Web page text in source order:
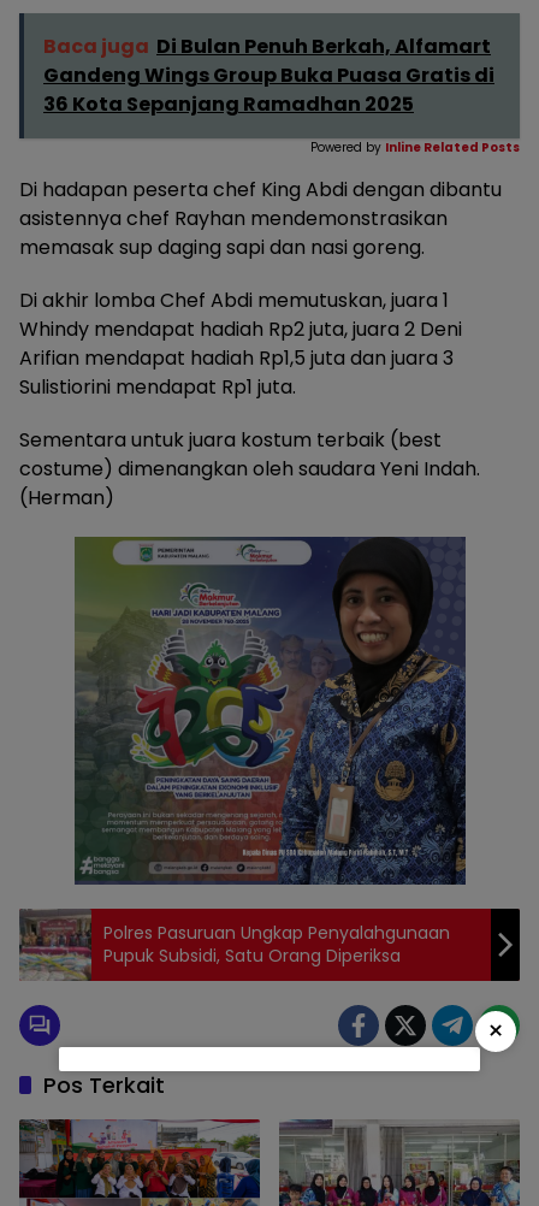
Baca juga Di Bulan Penuh Berkah, Alfamart
Gandeng Wings Group Buka Puasa Gratis di
36 Kota Sepanjang Ramadhan 2025
Powered by Inline Related Posts
Di hadapan peserta chef King Abdi dengan dibantu
asistennya chef Rayhan mendemonstrasikan
memasak sup daging sapi dan nasi goreng.
Di akhir lomba Chef Abdi memutuskan, juara 1
Whindy mendapat hadiah Rp2 juta, juara 2 Deni
Arifian mendapat hadiah Rp1,5 juta dan juara 3
Sulistiorini mendapat Rp1 juta.
Sementara untuk juara kostum terbaik (best
costume) dimenangkan oleh saudara Yeni Indah.
(Herman)
Polres Pasuruan Ungkap Penyalahgunaan
Pupuk Subsidi, Satu Orang Diperiksa
Pos Terkait
×